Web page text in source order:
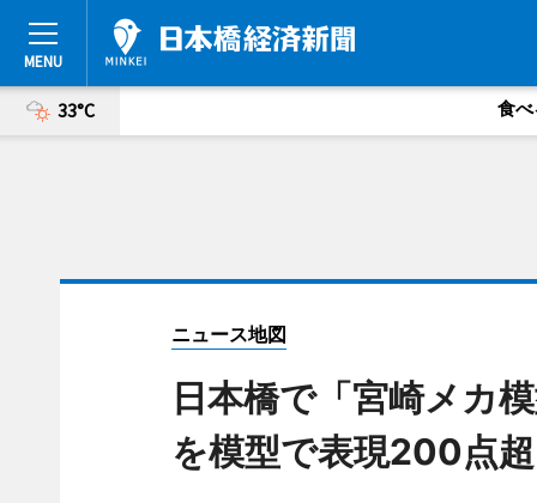
33°C 食べ
ニュース地図
日本橋で「宮崎メカ
を模型で表現200点超